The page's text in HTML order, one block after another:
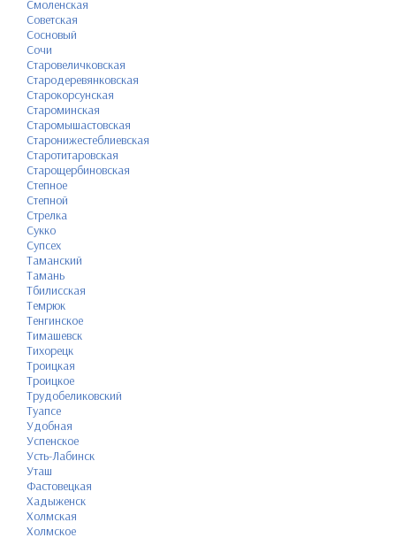
Смоленская
Советская
Сосновый
Сочи
Старовеличковская
Стародеревянковская
Старокорсунская
Староминская
Старомышастовская
Старонижестеблиевская
Старотитаровская
Старощербиновская
Степное
Степной
Стрелка
Сукко
Супсех
Таманский
Тамань
Тбилисская
Темрюк
Тенгинское
Тимашевск
Тихорецк
Троицкая
Троицкое
Трудобеликовский
Туапсе
Удобная
Успенское
Усть-Лабинск
Уташ
Фастовецкая
Хадыженск
Холмская
Холмское